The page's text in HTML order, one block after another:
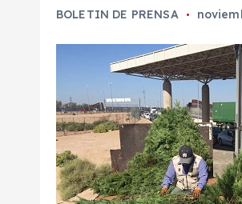
BOLETIN DE PRENSA